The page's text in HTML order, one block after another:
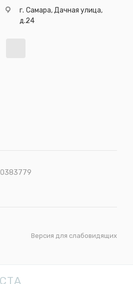
г. Самара, Дачная улица,
д.24
Версия для слабовидящих